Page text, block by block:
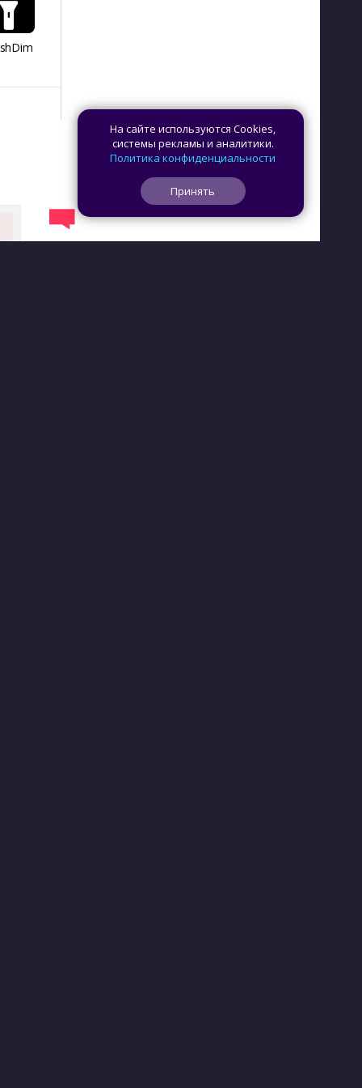
На сайте используются Cookies,
системы рекламы и аналитики.
Политика конфиденциальности
Принять